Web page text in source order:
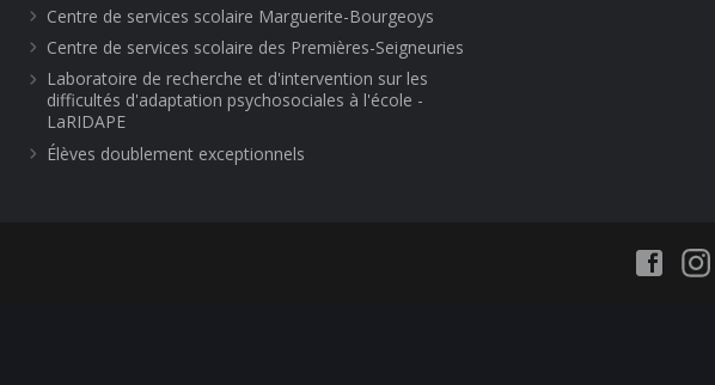
Centre de services scolaire Marguerite-Bourgeoys
Centre de services scolaire des Premières-Seigneuries
Laboratoire de recherche et d'intervention sur les
difficultés d'adaptation psychosociales à l'école -
LaRIDAPE
Élèves doublement exceptionnels